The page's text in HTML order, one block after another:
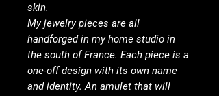
skin.
My jewelry pieces are all
handforged in my home studio in
the south of France. Each piece is a
one-off design with its own name
and identity. An amulet that will